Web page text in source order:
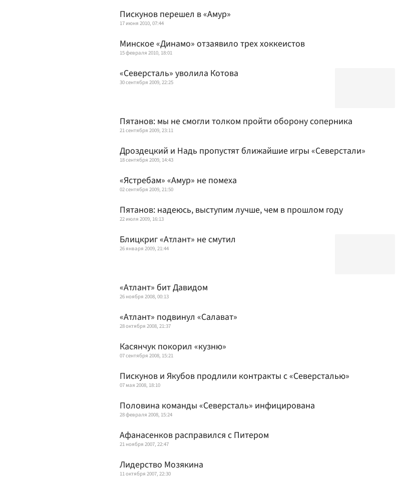
Пискунов перешел в «Амур»
17 июня 2010, 07:44
Минское «Динамо» отзаявило трех хоккеистов
15 февраля 2010, 18:01
«Северсталь» уволила Котова
30 сентября 2009, 22:25
Пятанов: мы не смогли толком пройти оборону соперника
21 сентября 2009, 23:11
Дроздецкий и Надь пропустят ближайшие игры «Северстали»
18 сентября 2009, 14:43
«Ястребам» «Амур» не помеха
02 сентября 2009, 21:50
Пятанов: надеюсь, выступим лучше, чем в прошлом году
22 июля 2009, 16:13
Блицкриг «Атлант» не смутил
26 января 2009, 21:44
«Атлант» бит Давидом
26 ноября 2008, 00:13
«Атлант» подвинул «Салават»
28 октября 2008, 21:37
Касянчук покорил «кузню»
07 сентября 2008, 15:21
Пискунов и Якубов продлили контракты с «Северсталью»
07 мая 2008, 18:10
Половина команды «Северсталь» инфицирована
28 февраля 2008, 15:24
Афанасенков расправился с Питером
21 ноября 2007, 22:47
Лидерство Мозякина
11 октября 2007, 22:30